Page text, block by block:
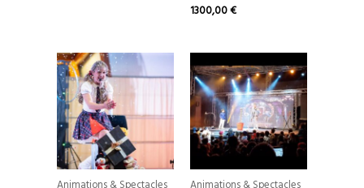
1300,00€
Animations & Spectacles Animations & Spectacles